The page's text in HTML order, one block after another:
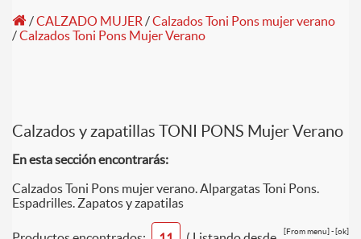
/CALZADO MUJER /Calzados Toni Pons mujer verano
/Calzados Toni Pons Mujer Verano
Calzados y zapatillas TONI PONS Mujer Verano
En esta sección encontrarás:
Calzados Toni Pons mujer verano. Alpargatas Toni Pons.
Espadrilles. Zapatos y zapatilas
[From menu] - [ok]